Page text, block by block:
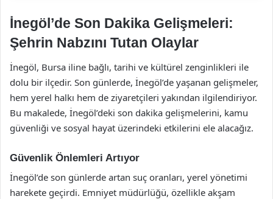
İnegöl’de Son Dakika Gelişmeleri:
Şehrin Nabzını Tutan Olaylar
İnegöl, Bursa iline bağlı, tarihi ve kültürel zenginlikleri ile
dolu bir ilçedir. Son günlerde, İnegöl’de yaşanan gelişmeler,
hem yerel halkı hem de ziyaretçileri yakından ilgilendiriyor.
Bu makalede, İnegöl’deki son dakika gelişmelerini, kamu
güvenliği ve sosyal hayat üzerindeki etkilerini ele alacağız.
Güvenlik Önlemleri Artıyor
İnegöl’de son günlerde artan suç oranları, yerel yönetimi
harekete geçirdi. Emniyet müdürlüğü, özellikle akşam